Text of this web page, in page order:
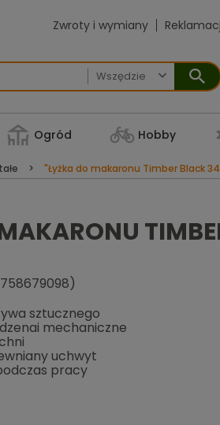
Zwroty i wymiany

Ogród Hobby
"Łyżka do makaronu Timber Black
sztucznego
mechaniczne
uchwyt
pracy